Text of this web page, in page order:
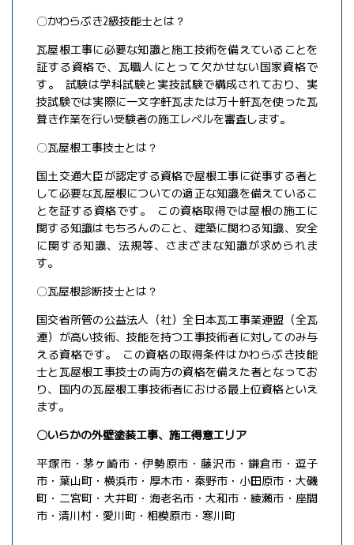
〇かわらぶき2級技能士とは？
瓦屋根工事に必要な知識と施工技術を備えていることを
証する資格で、瓦職人にとって欠かせない国家資格で
す。 試験は学科試験と実技試験で構成されており、実
技試験では実際に一文字軒瓦または万十軒瓦を使った瓦
葺き作業を行い受験者の施工レベルを審査します。
〇瓦屋根工事技士とは？
国土交通大臣が認定する資格で屋根工事に従事する者と
して必要な瓦屋根についての適正な知識を備えているこ
とを証する資格です。 この資格取得では屋根の施工に
関する知識はもちろんのこと、建築に関わる知識、安全
に関する知識、法規等、さまざまな知識が求められま
す。
〇瓦屋根診断技士とは？
国交省所管の公益法人（社）全日本瓦工事業連盟（全瓦
連）が高い技術、技能を持つ工事技術者に対してのみ与
える資格です。 この資格の取得条件はかわらぶき技能
士と瓦屋根工事技士の両方の資格を備えた者となってお
り、国内の瓦屋根工事技術者における最上位資格といえ
ます。
〇いらかの外壁塗装工事、施工得意エリア
平塚市・茅ヶ崎市・伊勢原市・藤沢市・鎌倉市・逗子
市・葉山町・横浜市・厚木市・秦野市・小田原市・大磯
町・二宮町・大井町・海老名市・大和市・綾瀬市・座間
市・清川村・愛川町・相模原市・寒川町